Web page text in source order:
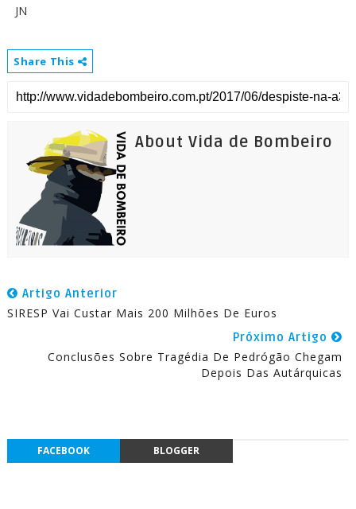
JN
Share This
About Vida de Bombeiro
Artigo Anterior
SIRESP Vai Custar Mais 200 Milhões De Euros
Próximo Artigo
Conclusões Sobre Tragédia De Pedrógão Chegam
Depois Das Autárquicas
FACEBOOK BLOGGER